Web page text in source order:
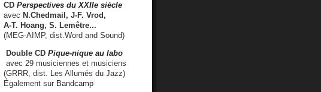
CD Perspectives du XXIIe siècle
avec N.Chedmail, J-F. Vrod,
A-T. Hoang, S. Lemêtre...
(MEG-AIMP, dist.Word and Sound)
Double CD Pique-nique au labo
avec 29 musiciennes et musiciens
(GRRR, dist. Les Allumés du Jazz)
Également sur Bandcamp